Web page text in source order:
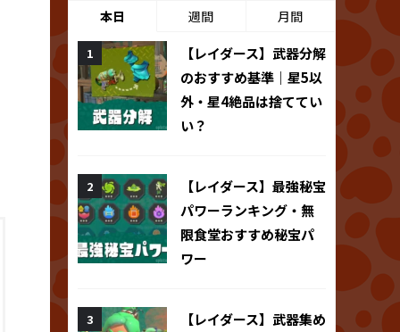
本日 週間 月間
【レイダース】武器分解
のおすすめ基準｜星5以
外・星4絶品は捨ててい
い？
【レイダース】最強秘宝
パワーランキング・無
限食堂おすすめ秘宝パ
ワー
【レイダース】武器集め